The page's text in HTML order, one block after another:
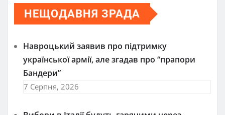
НЕЩОДАВНЯ ЗРАДА
Навроцький заявив про підтримку
української армії, але згадав про “прапори
Бандери”
7 Серпня, 2026